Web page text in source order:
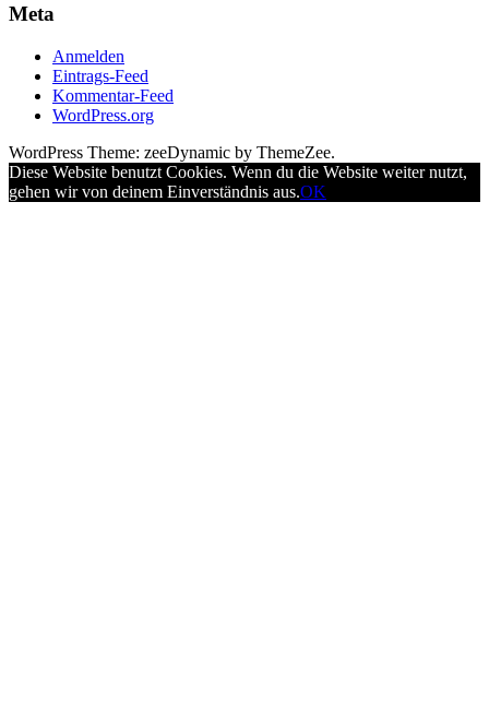
Meta
Anmelden
Eintrags-Feed
Kommentar-Feed
WordPress.org
WordPress Theme: zeeDynamic by ThemeZee.
Diese Website benutzt Cookies. Wenn du die Website weiter nutzt,
gehen wir von deinem Einverständnis aus.OK